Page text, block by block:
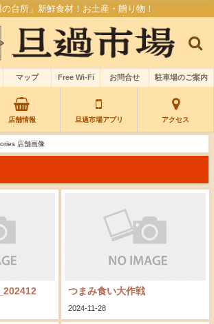
の台所」新鮮食材！お土産・贈り物！
マップ Free Wi-Fi お問合せ 駐車場のご案内
店舗情報 旦過市場アプリ アクセス
店舗画像
つまみ食い大作戦
2024-11-28